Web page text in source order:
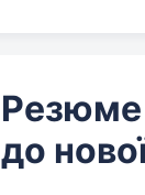
до